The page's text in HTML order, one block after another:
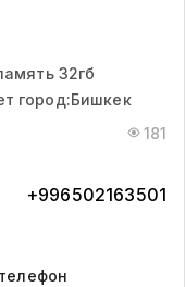
32гб
город:Бишкек
181
+996502163501